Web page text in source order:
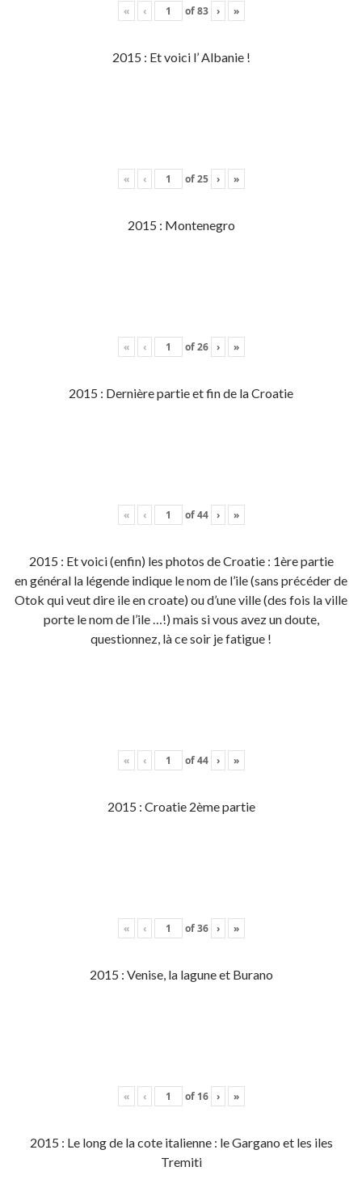
« ‹ of83 › »
2015 : Et voici l’ Albanie !
« ‹ of25 › »
2015 : Montenegro
« ‹ of26 › »
2015 : Dernière partie et fin de la Croatie
« ‹ of44 › »
2015 : Et voici (enfin) les photos de Croatie : 1ère partie
en général la légende indique le nom de l’ile (sans précéder de
Otok qui veut dire ile en croate) ou d’une ville (des fois la ville
porte le nom de l’ile …!) mais si vous avez un doute,
questionnez, là ce soir je fatigue !
« ‹ of44 › »
2015 : Croatie 2ème partie
« ‹ of36 › »
2015 : Venise, la lagune et Burano
« ‹ of 16 › »
2015 : Le long de la cote italienne : le Gargano et les iles
Tremiti